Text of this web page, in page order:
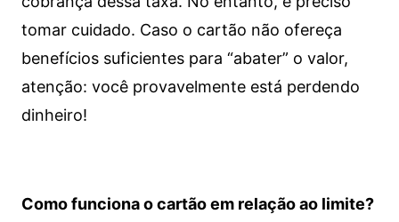
tomar cuidado. Caso o cartão não ofereça
benefícios suficientes para “abater” o valor,
atenção: você provavelmente está perdendo
dinheiro!
Como funciona o cartão em relação ao limite?